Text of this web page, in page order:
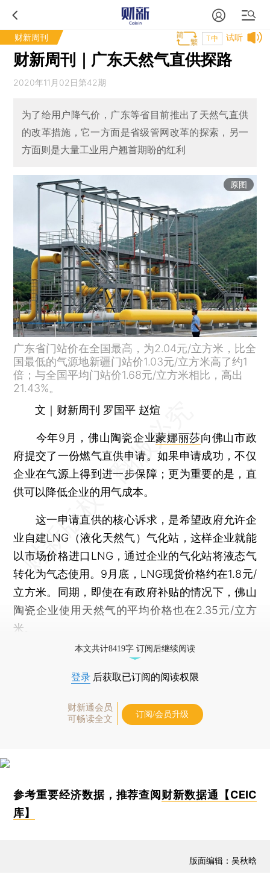
财新周刊 试听
T中
财新周刊｜广东天然气直供探路
2020年11月02日第42期
为了给用户降气价，广东等省目前推出了天然气直供
的改革措施，它一方面是省级管网改革的探索，另一
方面则是大量工业用户翘首期盼的红利
原图
广东省门站价在全国最高，为2.04元/立方米，比全
国最低的气源地新疆门站价1.03元/立方米高了约1
倍；与全国平均门站价1.68元/立方米相比，高出
21.43%。
文｜财新周刊 罗国平 赵煊
今年9月，佛山陶瓷企业蒙娜丽莎向佛山市政
府提交了一份燃气直供申请。如果申请成功，不仅
企业在气源上得到进一步保障；更为重要的是，直
供可以降低企业的用气成本。
这一申请直供的核心诉求，是希望政府允许企
业自建LNG（液化天然气）气化站，这样企业就能
以市场价格进口LNG，通过企业的气化站将液态气
转化为气态使用。9月底，LNG现货价格约在1.8元/
立方米。同期，即使在有政府补贴的情况下，佛山
陶瓷企业使用天然气的平均价格也在2.35元/立方
米。
本文共计8419字 订阅后继续阅读
登录 后获取已订阅的阅读权限
财新通会员
可畅读全文
订阅/会员升级
参考重要经济数据，推荐查阅财新数据通【CEIC
库】
版面编辑：吴秋晗